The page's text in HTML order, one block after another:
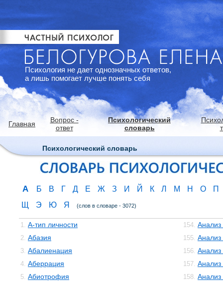
Психология не дает однозначных ответов,
а лишь помогает лучше понять себя
Главная
Вопрос -
ответ
Психологический
словарь
Психологический словарь
А Б В Г Д Е Ж З И Й К Л М Н О
П
Щ
Э Ю Я (слов в словаре - 3072)
1. А-тип личности
2. Абазия
3. Абалиенация
4. Аберрация
5. Абиотрофия
154. Анализ
155. Анализ
156. Анализ
157. Анализ
158. Анализ